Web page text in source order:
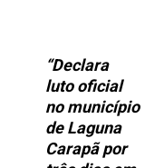
“Declara
luto oficial
no município
de Laguna
Carapã por